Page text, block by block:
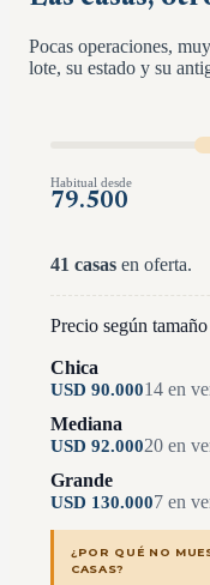
Pocas operaciones,
lote, su estado y su
Habitual desde
79.500
41 casas en oferta.
Precio según
Chica
USD 90.00014 en
Mediana
USD 92.00020 en
Grande
USD 130.0007 en
¿POR QUÉ NO
CASAS?